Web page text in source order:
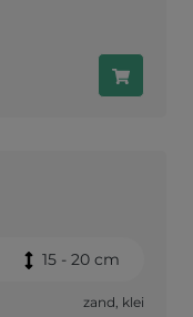
15 - 20 cm
zand, klei